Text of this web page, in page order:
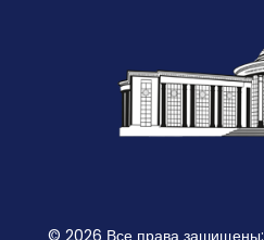
© 2026 Все права зашищены: